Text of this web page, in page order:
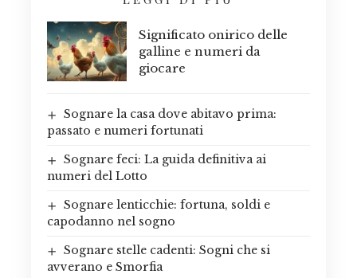
Significato onirico delle
galline e numeri da
giocare
Sognare la casa dove abitavo prima:
passato e numeri fortunati
Sognare feci: La guida definitiva ai
numeri del Lotto
Sognare lenticchie: fortuna, soldi e
capodanno nel sogno
Sognare stelle cadenti: Sogni che si
avverano e Smorfia